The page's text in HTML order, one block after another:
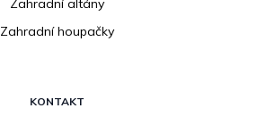
Zahradní altány
Zahradní houpačky
KONTAKT